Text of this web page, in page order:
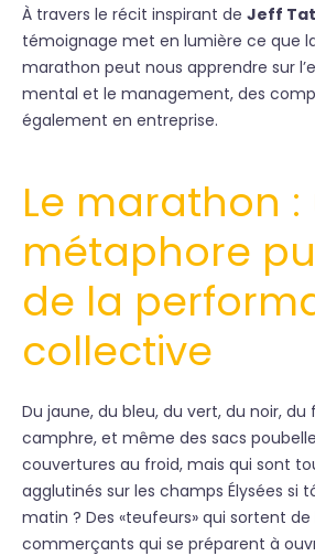
À travers le récit inspirant de Jeff
témoignage met en lumière ce que
marathon peut nous apprendre sur
mental et le management, des
également en entreprise.
Le marathon :
métaphore
de la
collective
Du jaune, du bleu, du vert, du noir, du
camphre, et même des sacs
couvertures au froid, mais qui sont
agglutinés sur les champs Élysées si
matin ? Des «teufeurs» qui sortent
commerçants qui se préparent à